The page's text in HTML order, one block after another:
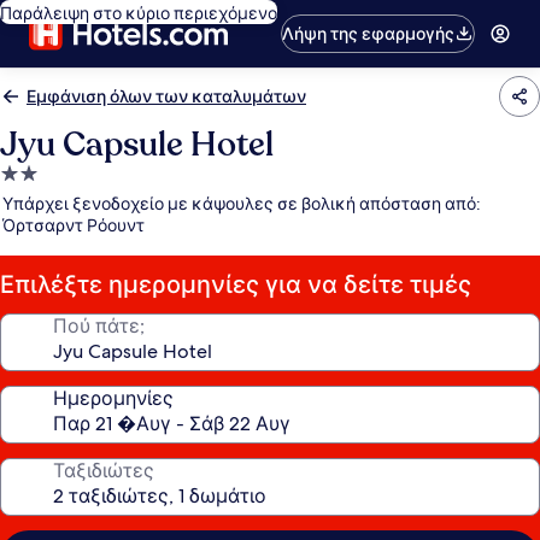
Παράλειψη στο κύριο περιεχόμενο
Λήψη της εφαρμογής
Εμφάνιση όλων των καταλυμάτων
Jyu Capsule Hotel
Κατάλυμα
με
2.0
αστέρια
Υπάρχει ξενοδοχείο με κάψουλες σε βολική απόσταση από:
Όρτσαρντ Ρόουντ
Επιλέξτε ημερομηνίες για να δείτε τιμές
Πού πάτε;
Ημερομηνίες
Ταξιδιώτες